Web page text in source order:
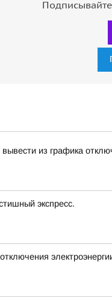
из графика
экспресс.